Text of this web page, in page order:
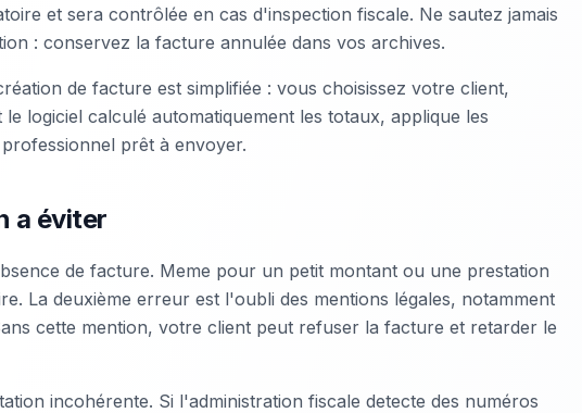
et sera contrôlée en cas d'inspection fiscale. Ne sautez jamais
: conservez la facture annulée dans vos archives.
de facture est simplifiée : vous choisissez votre client,
logiciel calculé automatiquement les totaux, applique les
prêt à envoyer.
a éviter
de facture. Meme pour un petit montant ou une prestation
La deuxième erreur est l'oubli des mentions légales, notamment
cette mention, votre client peut refuser la facture et retarder le
incohérente. Si l'administration fiscale detecte des numéros